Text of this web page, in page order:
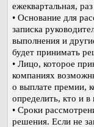
ежеквартальная,
• Основание для
записка
выполнения и
будет принимать
• Лицо, которое
компаниях
о выплате премии,
определить, кто и
• Сроки
решения. Если не